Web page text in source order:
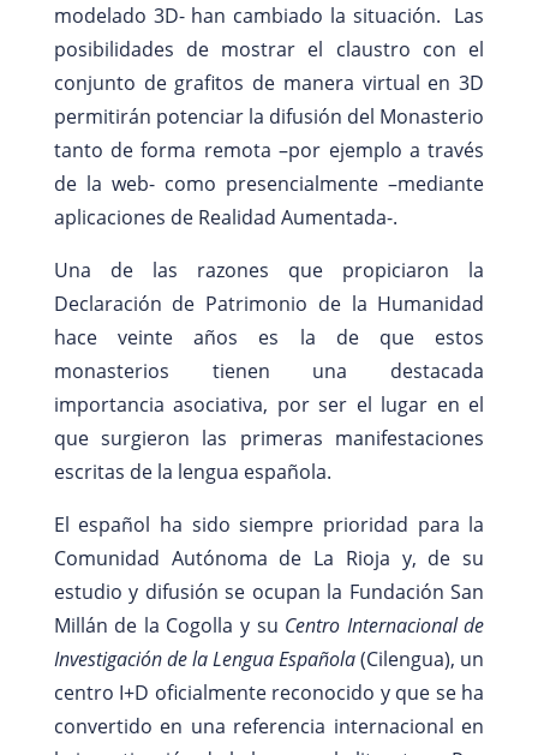
modelado 3D- han cambiado la situación. Las
posibilidades de mostrar el claustro con el
conjunto de grafitos de manera virtual en 3D
permitirán potenciar la difusión del Monasterio
tanto de forma remota –por ejemplo a través
de la web- como presencialmente –mediante
aplicaciones de Realidad Aumentada-.
Una de las razones que propiciaron la
Declaración de Patrimonio de la Humanidad
hace veinte años es la de que estos
monasterios tienen una destacada
importancia asociativa, por ser el lugar en el
que surgieron las primeras manifestaciones
escritas de la lengua española.
El español ha sido siempre prioridad para la
Comunidad Autónoma de La Rioja y, de su
estudio y difusión se ocupan la Fundación San
Millán de la Cogolla y su Centro Internacional de
Investigación de la Lengua Española(Cilengua), un
centro I+D oficialmente reconocido y que se ha
convertido en una referencia internacional en